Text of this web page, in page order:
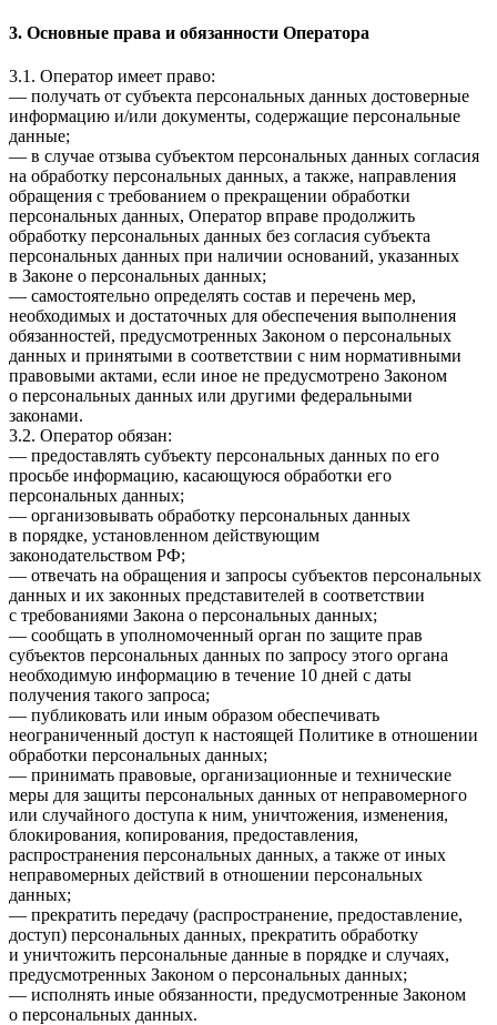
3. Основные права и обязанности Оператора
3.1. Оператор имеет право:
— получать от субъекта персональных данных достоверные
информацию и/или документы, содержащие персональные
данные;
— в случае отзыва субъектом персональных данных согласия
на обработку персональных данных, а также, направления
обращения с требованием о прекращении обработки
персональных данных, Оператор вправе продолжить
обработку персональных данных без согласия субъекта
персональных данных при наличии оснований, указанных
в Законе о персональных данных;
— самостоятельно определять состав и перечень мер,
необходимых и достаточных для обеспечения выполнения
обязанностей, предусмотренных Законом о персональных
данных и принятыми в соответствии с ним нормативными
правовыми актами, если иное не предусмотрено Законом
о персональных данных или другими федеральными
законами.
3.2. Оператор обязан:
— предоставлять субъекту персональных данных по его
просьбе информацию, касающуюся обработки его
персональных данных;
— организовывать обработку персональных данных
в порядке, установленном действующим
законодательством РФ;
— отвечать на обращения и запросы субъектов персональных
данных и их законных представителей в соответствии
с требованиями Закона о персональных данных;
— сообщать в уполномоченный орган по защите прав
субъектов персональных данных по запросу этого органа
необходимую информацию в течение 10 дней с даты
получения такого запроса;
— публиковать или иным образом обеспечивать
неограниченный доступ к настоящей Политике в отношении
обработки персональных данных;
— принимать правовые, организационные и технические
меры для защиты персональных данных от неправомерного
или случайного доступа к ним, уничтожения, изменения,
блокирования, копирования, предоставления,
распространения персональных данных, а также от иных
неправомерных действий в отношении персональных
данных;
— прекратить передачу (распространение, предоставление,
доступ) персональных данных, прекратить обработку
и уничтожить персональные данные в порядке и случаях,
предусмотренных Законом о персональных данных;
— исполнять иные обязанности, предусмотренные Законом
о персональных данных.